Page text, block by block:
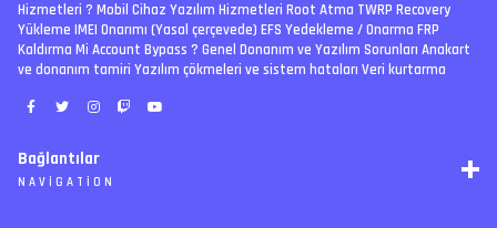
Hizmetleri ? Mobil Cihaz Yazılım Hizmetleri Root Atma TWRP Recovery
Yükleme IMEI Onarımı (Yasal çerçevede) EFS Yedekleme / Onarma FRP
Kaldırma Mi Account Bypass ? Genel Donanım ve Yazılım Sorunları Anakart
ve donanım tamiri Yazılım çökmeleri ve sistem hataları Veri kurtarma
Bağlantılar
NAVIGATION